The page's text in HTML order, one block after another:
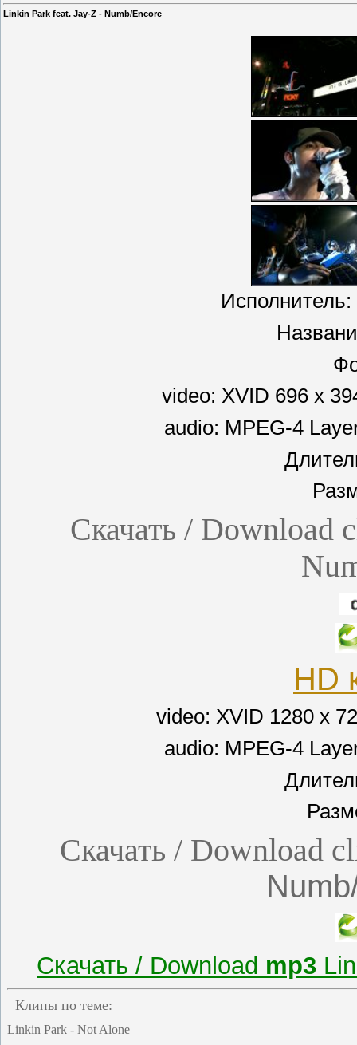
Linkin Park feat. Jay-Z - Numb/Encore
video: XVID 696 x
audio: MPEG-4
Скачать / Download
HD
video: XVID 1280 x
audio: MPEG-4
Скачать / Download
Скачать / Download mp3
Клипы по теме:
Linkin Park - Not Alone